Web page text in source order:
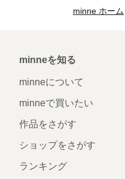
minne ホーム
minneを知る
minneについて
minneで買いたい
作品をさがす
ショップをさがす
ランキング